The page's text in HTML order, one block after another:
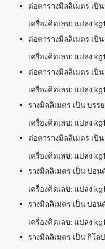
ต่อตารางมิลลิเมตร เป็
เครื่องคิดเลข: แปลง
ต่อตารางมิลลิเมตร เป็
เครื่องคิดเลข: แปลง
ต่อตารางมิลลิเมตร เป็
เครื่องคิดเลข: แปลง
รางมิลลิเมตร เป็น บรร
เครื่องคิดเลข: แปลง
ต่อตารางมิลลิเมตร เป็
เครื่องคิดเลข: แปลง
รางมิลลิเมตร เป็น ปอ
เครื่องคิดเลข: แปลง
รางมิลลิเมตร เป็น ปอ
เครื่องคิดเลข: แปลง
รางมิลลิเมตร เป็น กิโ